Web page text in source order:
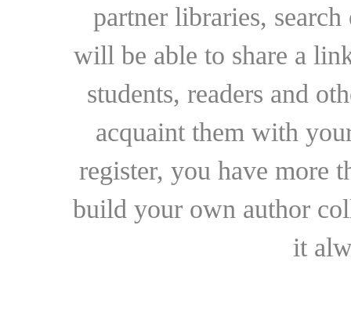
partner libraries,
will be able to share a
students, readers and
acquaint them with
register, you have more
build your own author
it